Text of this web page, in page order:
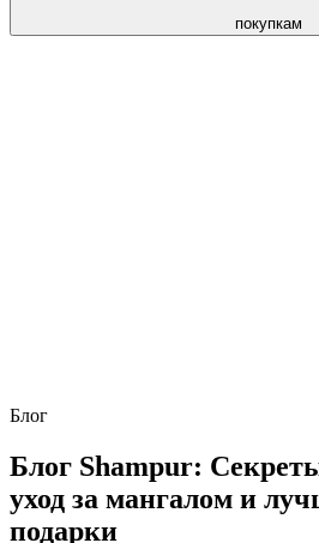
покупкам
Блог
Блог Shampur:
уход за мангалом и
подарки